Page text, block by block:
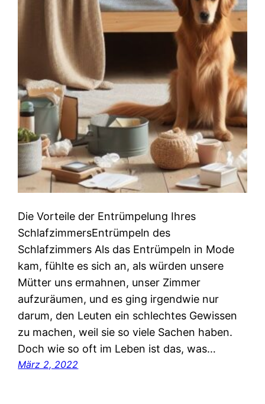
Die Vorteile der Entrümpelung Ihres
SchlafzimmersEntrümpeln des
Schlafzimmers Als das Entrümpeln in Mode
kam, fühlte es sich an, als würden unsere
Mütter uns ermahnen, unser Zimmer
aufzuräumen, und es ging irgendwie nur
darum, den Leuten ein schlechtes Gewissen
zu machen, weil sie so viele Sachen haben.
Doch wie so oft im Leben ist das, was…
März 2, 2022